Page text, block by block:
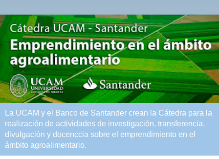
La UCAM y el Banco de Santander crean la Cátedra para la
realización de actividades de investigación, transferencia,
divulgación y docenccia sobre el emprendimiento en el
ámbito agroalimentario.